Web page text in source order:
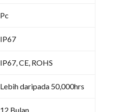
Pc
IP67
IP67, CE, ROHS
Lebih daripada 50,000hrs
12 Bulan